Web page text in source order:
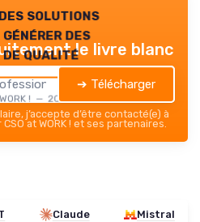
solutions
des
de qualité
! — 2026
le livre blanc
➔ Télécharger
j’accepte d’être contacté(e) à
at WORK ! et ses partenaires.
Claude Mistral